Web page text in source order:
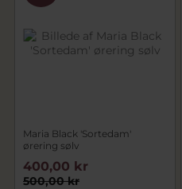
Maria Black 'Sortedam'
ørering sølv
500,00 kr
400,00 kr